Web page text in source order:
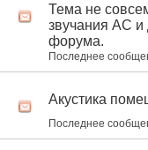
Тема не
звучания АС и
форума.
Последнее
Акустика
Последнее